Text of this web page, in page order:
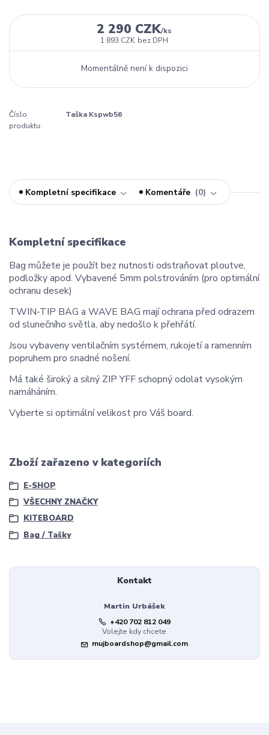
2 290 CZK/ks
1 893 CZK bez DPH
Momentálně není k dispozici
Číslo
produktu:
Taška Kspwb56
Kompletní specifikace Komentáře 0
Kompletní specifikace
Bag můžete je použít bez nutnosti odstraňovat ploutve,
podložky apod. Vybavené 5mm polstrováním (pro optimální
ochranu desek)
TWIN-TIP BAG a WAVE BAG mají ochrana před odrazem
od slunečního světla, aby nedošlo k přehřátí.
Jsou vybaveny ventilačním systémem, rukojetí a ramenním
popruhem pro snadné nošení.
Má také široký a silný ZIP YFF schopný odolat vysokým
namáháním.
Vyberte si optimální velikost pro Váš board.
Zboží zařazeno v kategoriích
E-SHOP
VŠECHNY ZNAČKY
KITEBOARD
Bag / Tašky
Kontakt
Martin Urbášek
+420 702 812 049
Volejte kdy chcete
mujboardshop@gmail.com